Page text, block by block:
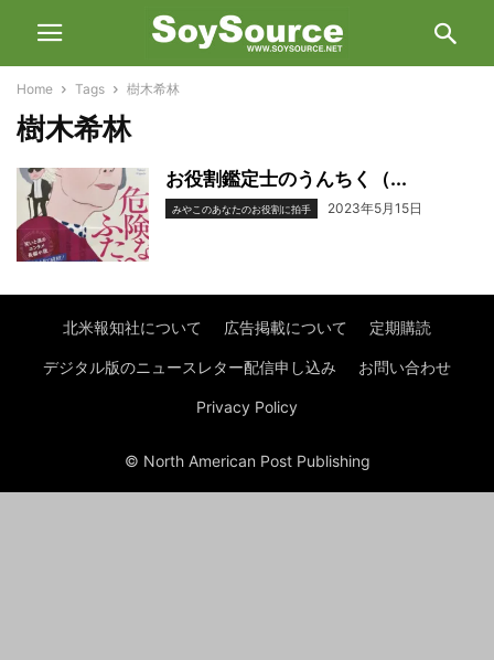
Home Tags 樹木希林
樹木希林
お役割鑑定士のうんちく（...
みやこのあなたのお役割に拍手 2023年5月15日
北米報知社について 広告掲載について 定期購読
デジタル版のニュースレター配信申し込み お問い合わせ
Privacy Policy
© North American Post Publishing